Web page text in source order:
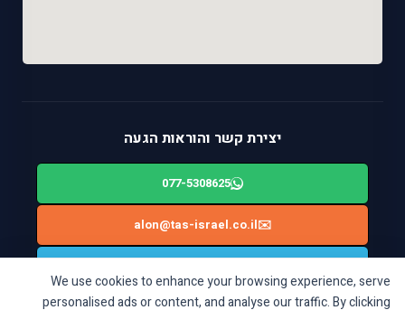
We use cookies to enhance your browsing experience, serve
personalised ads or content, and analyse our traffic. By clicking
יצירת קשר והוראות הגעה
077-5308625
✉️
alon@tas-israel.co.il